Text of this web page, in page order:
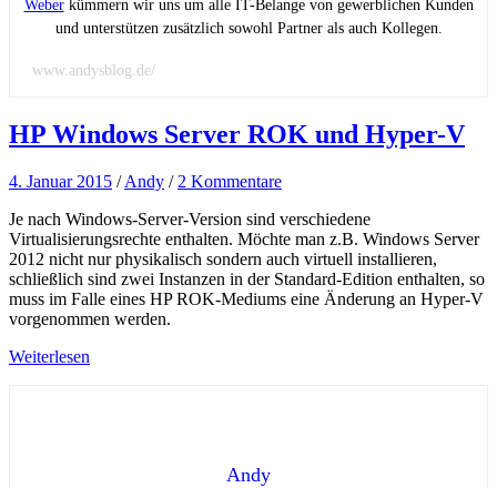
Weberkümmern wir uns um alle IT-Belange von gewerblichen Kunden
und unterstützen zusätzlich sowohl Partner als auch Kollegen.
www.andysblog.de/
HP Windows Server ROK und Hyper-V
4. Januar 2015 /Andy / 2 Kommentare
Je nach Windows-Server-Version sind verschiedene
Virtualisierungsrechte enthalten. Möchte man z.B. Windows Server
2012 nicht nur physikalisch sondern auch virtuell installieren,
schließlich sind zwei Instanzen in der Standard-Edition enthalten, so
muss im Falle eines HP ROK-Mediums eine Änderung an Hyper-V
vorgenommen werden.
Weiterlesen
Andy